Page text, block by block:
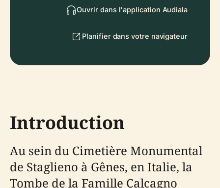
Ouvrir dans l'application Audiala
Planifier dans votre navigateur
Introduction
Au sein du Cimetière Monumental
de Staglieno à Gênes, en Italie, la
Tombe de la Famille Calcagno